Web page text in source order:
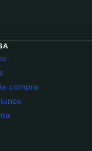
compra